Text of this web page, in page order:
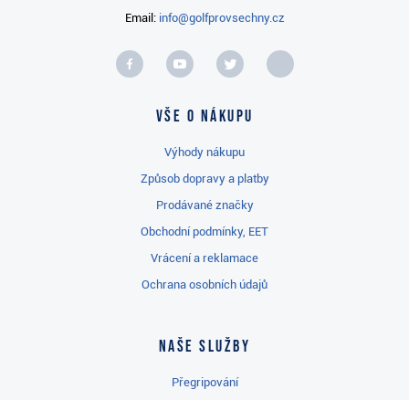
Email: info@golfprovsechny.cz
Vše o nákupu
Výhody nákupu
Způsob dopravy a platby
Prodávané značky
Obchodní podmínky, EET
Vrácení a reklamace
Ochrana osobních údajů
Naše služby
Přegripování